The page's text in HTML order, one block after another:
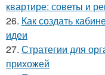
квартире: советы и
26. Как создать
идеи
27. Стратегии для
прихожей